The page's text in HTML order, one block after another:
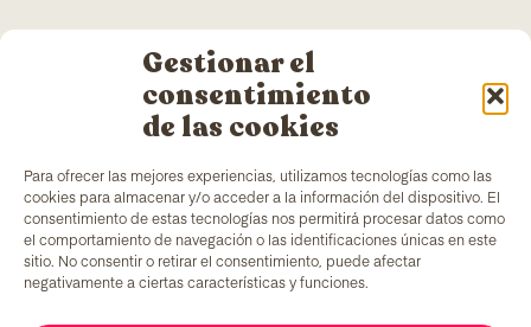
Gestionar el
consentimiento
de las cookies
Para ofrecer las mejores experiencias, utilizamos tecnologías como las
cookies para almacenar y/o acceder a la información del dispositivo. El
consentimiento de estas tecnologías nos permitirá procesar datos como
el comportamiento de navegación o las identificaciones únicas en este
sitio. No consentir o retirar el consentimiento, puede afectar
negativamente a ciertas características y funciones.
TColors dispone di uno stabilimento di produzione
di vernici a Barcellona e di un laboratorio interno
per la creazione di vernici e adesivi. Vernici a base
d’acqua, prodotte secondo la normativaEN-71, che
includono un elemento aggiunto unico sul mercato:
generare occupazione per persone in situazioni di